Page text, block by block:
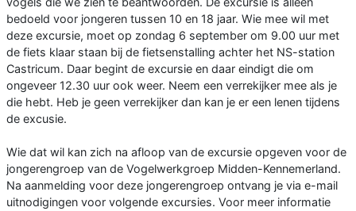
bedoeld voor jongeren tussen 10 en 18 jaar. Wie mee wil met
deze excursie, moet op zondag 6 september om 9.00 uur met
de fiets klaar staan bij de fietsenstalling achter het NS-station
Castricum. Daar begint de excursie en daar eindigt die om
ongeveer 12.30 uur ook weer. Neem een verrekijker mee als je
die hebt. Heb je geen verrekijker dan kan je er een lenen tijdens
de excusie.
Wie dat wil kan zich na afloop van de excursie opgeven voor de
jongerengroep van de Vogelwerkgroep Midden-Kennemerland.
Na aanmelding voor deze jongerengroep ontvang je via e-mail
uitnodigingen voor volgende excursies. Voor meer informatie